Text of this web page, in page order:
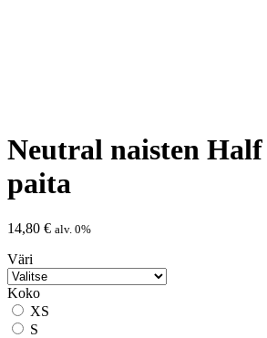
Neutral naisten Half
paita
14,80 € alv. 0%
Väri
Koko
XS
S